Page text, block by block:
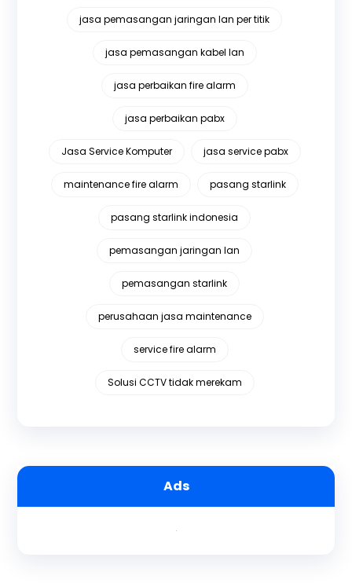
jasa pemasangan jaringan lan per titik
jasa pemasangan kabel lan
jasa perbaikan fire alarm
jasa perbaikan pabx
Jasa Service Komputer jasa service pabx
maintenance fire alarm pasang starlink
pasang starlink indonesia
pemasangan jaringan lan
pemasangan starlink
perusahaan jasa maintenance
service fire alarm
Solusi CCTV tidak merekam
Ads